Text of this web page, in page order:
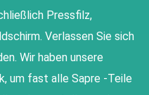
Pressfilz,
Verlassen Sie sich
Wir haben unsere
um fast alle Sapre -Teile